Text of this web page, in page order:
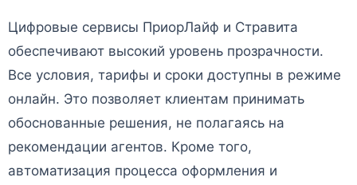
Цифровые сервисы ПриорЛайф и Стравита
обеспечивают высокий уровень прозрачности.
Все условия, тарифы и сроки доступны в режиме
онлайн. Это позволяет клиентам принимать
обоснованные решения, не полагаясь на
рекомендации агентов. Кроме того,
автоматизация процесса оформления и